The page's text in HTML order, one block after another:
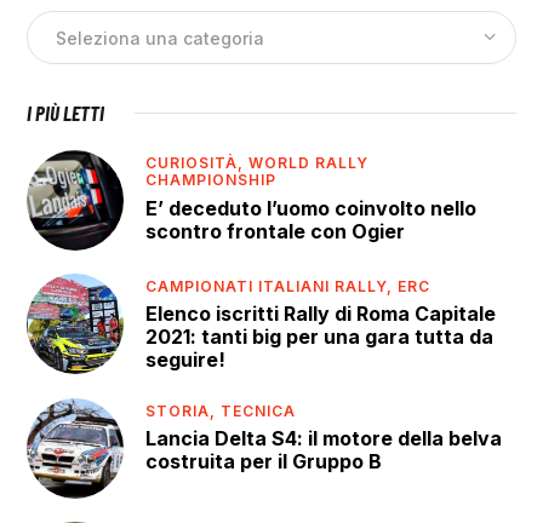
I PIÙ LETTI
CURIOSITÀ,WORLD RALLY
CHAMPIONSHIP
E’ deceduto l’uomo coinvolto nello
scontro frontale con Ogier
CAMPIONATI ITALIANI RALLY, ERC
Elenco iscritti Rally di Roma Capitale
2021: tanti big per una gara tutta da
seguire!
STORIA, TECNICA
Lancia Delta S4: il motore della belva
costruita per il Gruppo B